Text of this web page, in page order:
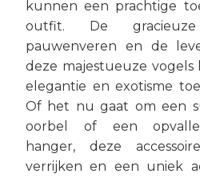
kunnen een prachtige
outfit. De
pauwenveren en de
deze majestueuze
elegantie en exotisme
Of het nu gaat om een
oorbel of een
hanger, deze
verrijken en een uniek